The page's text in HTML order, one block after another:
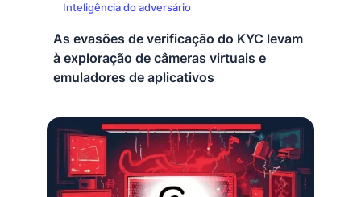
Inteligência do adversário
As evasões de verificação do KYC levam
à exploração de câmeras virtuais e
emuladores de aplicativos